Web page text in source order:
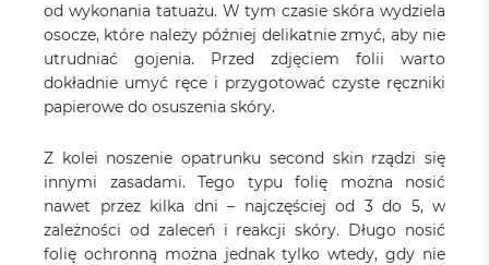
od wykonania tatuażu. W tym czasie skóra wydziela
osocze, które należy później delikatnie zmyć, aby nie
utrudniać gojenia. Przed zdjęciem folii warto
dokładnie umyć ręce i przygotować czyste ręczniki
papierowe do osuszenia skóry.
Z kolei noszenie opatrunku second skin rządzi się
innymi zasadami. Tego typu folię można nosić
nawet przez kilka dni – najczęściej od 3 do 5, w
zależności od zaleceń i reakcji skóry. Długo nosić
folię ochronną można jednak tylko wtedy, gdy nie